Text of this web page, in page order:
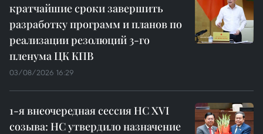
кратчайшие сроки завершить
разработку программ и планов по
реализации резолюций 3-го
пленума ЦК КПВ
03/08/2026 16:29
1-я внеочередная сессия НС XVI
созыва: НС утвердило назначение